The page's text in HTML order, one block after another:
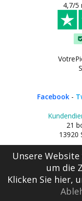
4,7/5
Facebook -
21
13920
Unsere
um die
Klicken Sie hier,